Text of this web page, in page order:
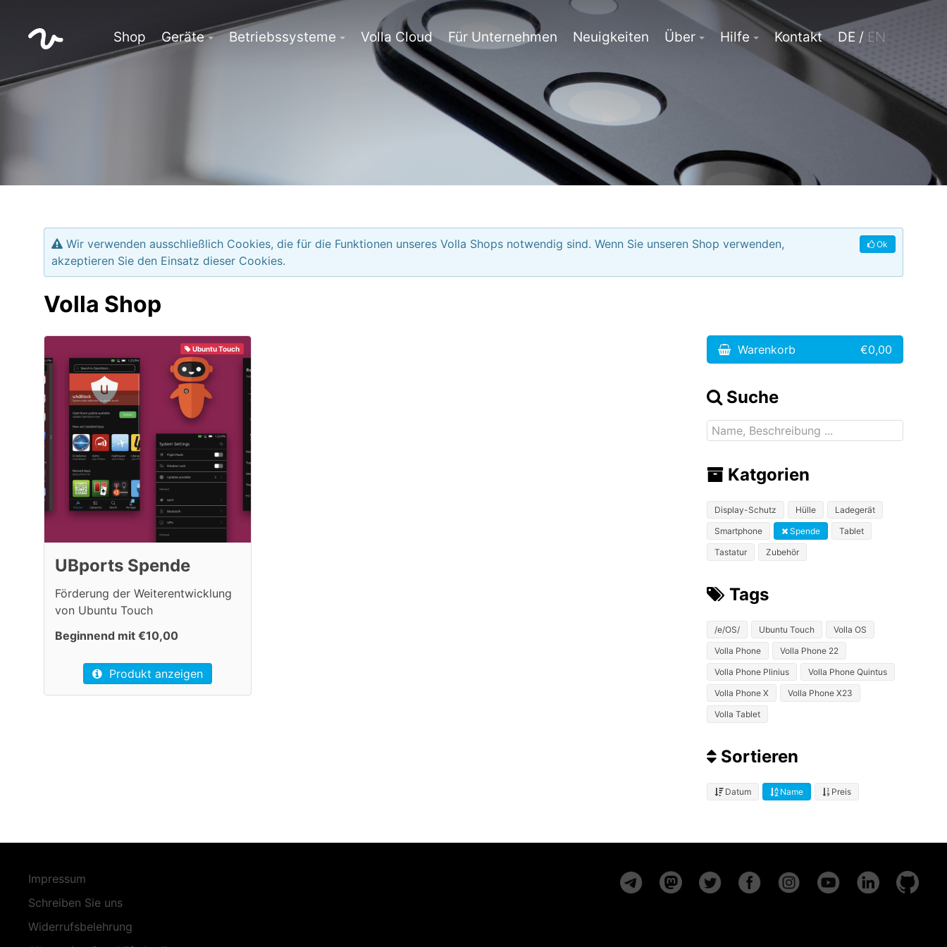
Shop Geräte Betriebssysteme Volla Cloud Für Unternehmen Neuigkeiten Über Hilfe Kontakt DE / EN
Ok
Wir verwenden ausschließlich Cookies, die für die Funktionen unseres Volla Shops notwendig sind. Wenn Sie unseren Shop verwenden,
akzeptieren Sie den Einsatz dieser Cookies.
Volla Shop
Ubuntu Touch
UBports Spende
Förderung der Weiterentwicklung
von Ubuntu Touch
Beginnend mit €10,00
Produkt anzeigen
Warenkorb €0,00
Suche
Katgorien
Display-Schutz Hülle
Ladegerät
Smartphone
Spende
Tablet
Tastatur
Zubehör
Tags
/e/OS/ Ubuntu Touch
Volla OS
Volla Phone
Volla Phone 22
Volla Phone Plinius
Volla Phone Quintus
Volla Phone X
Volla Phone X23
Volla Tablet
Sortieren
Datum Name Preis
Impressum
Schreiben Sie uns
Widerrufsbelehrung